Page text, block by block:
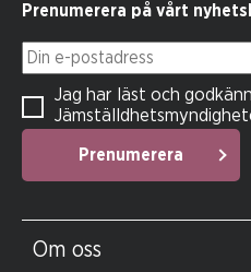
Prenumerera på vårt
Din e-postadress
Prenumerera
Jag har läst och
Om oss